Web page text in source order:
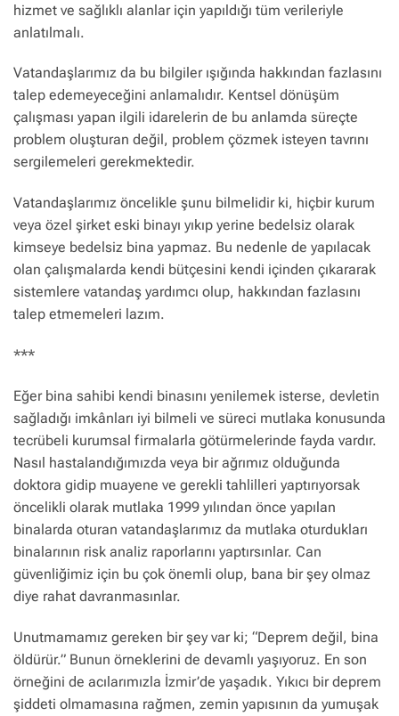
hizmet ve sağlıklı alanlar için yapıldığı tüm verileriyle
anlatılmalı.
Vatandaşlarımız da bu bilgiler ışığında hakkından fazlasını
talep edemeyeceğini anlamalıdır. Kentsel dönüşüm
çalışması yapan ilgili idarelerin de bu anlamda süreçte
problem oluşturan değil, problem çözmek isteyen tavrını
sergilemeleri gerekmektedir.
Vatandaşlarımız öncelikle şunu bilmelidir ki, hiçbir kurum
veya özel şirket eski binayı yıkıp yerine bedelsiz olarak
kimseye bedelsiz bina yapmaz. Bu nedenle de yapılacak
olan çalışmalarda kendi bütçesini kendi içinden çıkararak
sistemlere vatandaş yardımcı olup, hakkından fazlasını
talep etmemeleri lazım.
***
Eğer bina sahibi kendi binasını yenilemek isterse, devletin
sağladığı imkânları iyi bilmeli ve süreci mutlaka konusunda
tecrübeli kurumsal firmalarla götürmelerinde fayda vardır.
Nasıl hastalandığımızda veya bir ağrımız olduğunda
doktora gidip muayene ve gerekli tahlilleri yaptırıyorsak
öncelikli olarak mutlaka 1999 yılından önce yapılan
binalarda oturan vatandaşlarımız da mutlaka oturdukları
binalarının risk analiz raporlarını yaptırsınlar. Can
güvenliğimiz için bu çok önemli olup, bana bir şey olmaz
diye rahat davranmasınlar.
Unutmamamız gereken bir şey var ki; “Deprem değil, bina
öldürür.” Bunun örneklerini de devamlı yaşıyoruz. En son
örneğini de acılarımızla İzmir’de yaşadık. Yıkıcı bir deprem
şiddeti olmamasına rağmen, zemin yapısının da yumuşak